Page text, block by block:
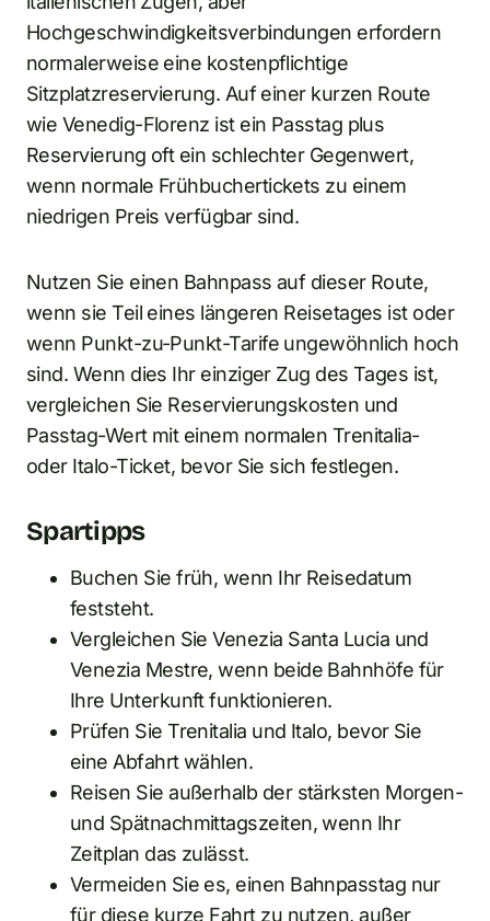
Hochgeschwindigkeitsverbindungen erfordern
normalerweise eine kostenpflichtige
Sitzplatzreservierung. Auf einer kurzen Route
wie Venedig-Florenz ist ein Passtag plus
Reservierung oft ein schlechter Gegenwert,
wenn normale Frühbuchertickets zu einem
niedrigen Preis verfügbar sind.
Nutzen Sie einen Bahnpass auf dieser Route,
wenn sie Teil eines längeren Reisetages ist oder
wenn Punkt-zu-Punkt-Tarife ungewöhnlich hoch
sind. Wenn dies Ihr einziger Zug des Tages ist,
vergleichen Sie Reservierungskosten und
Passtag-Wert mit einem normalen Trenitalia-
oder Italo-Ticket, bevor Sie sich festlegen.
Spartipps
Buchen Sie früh, wenn Ihr Reisedatum
feststeht.
Vergleichen Sie Venezia Santa Lucia und
Venezia Mestre, wenn beide Bahnhöfe für
Ihre Unterkunft funktionieren.
Prüfen Sie Trenitalia und Italo, bevor Sie
eine Abfahrt wählen.
Reisen Sie außerhalb der stärksten Morgen-
und Spätnachmittagszeiten, wenn Ihr
Zeitplan das zulässt.
Vermeiden Sie es, einen Bahnpasstag nur
für diese kurze Fahrt zu nutzen, außer